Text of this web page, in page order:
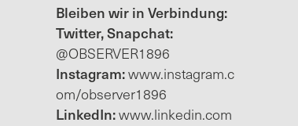
Bleiben wir in Verbindung:
Twitter, Snapchat:
@OBSERVER1896
Instagram:www.instagram.c
om/observer1896
LinkedIn:www.linkedin.com